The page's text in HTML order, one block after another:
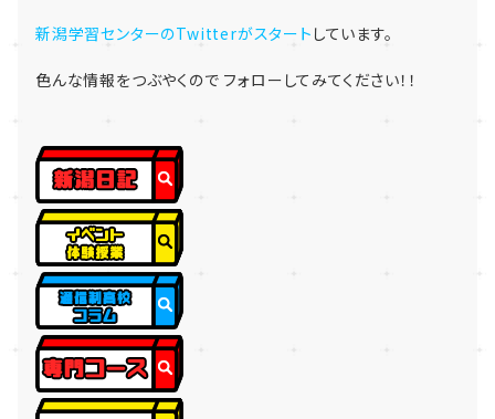
新潟学習センターのTwitterがスタート しています。
色んな情報をつぶやくので フォローしてみてください！！